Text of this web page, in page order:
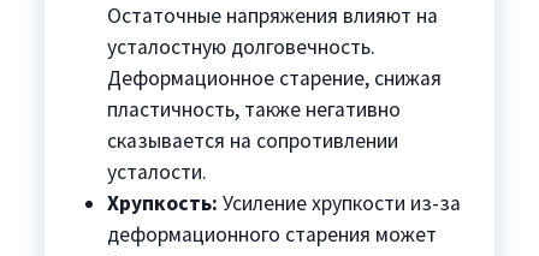
Остаточные напряжения влияют на
усталостную долговечность.
Деформационное старение, снижая
пластичность, также негативно
сказывается на сопротивлении
усталости.
Хрупкость: Усиление хрупкости из-за
деформационного старения может